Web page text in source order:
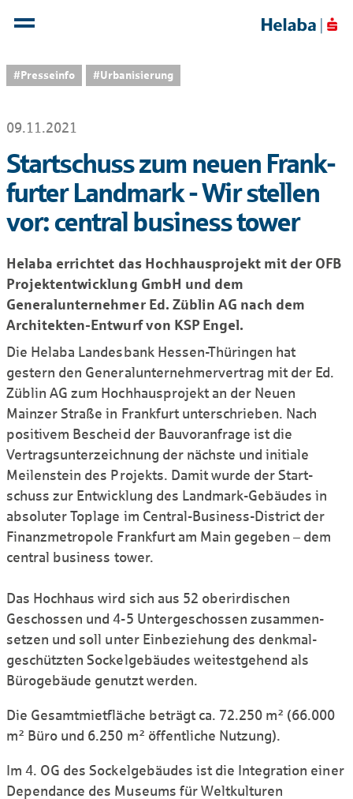
#Presseinfo #Urbanisierung
09.11.2021
Startschuss zum neuen Frank­
furter Land­mark - Wir stellen
vor: central business tower
Helaba errichtet das Hochhausprojekt mit der OFB
Projektentwicklung GmbH und dem
Generalunternehmer Ed. Züblin AG nach dem
Architekten-Entwurf von KSP Engel.
Die Helaba Landesbank Hessen-Thüringen hat
gestern den General­unternehmer­vertrag mit der Ed.
Züblin AG zum Hochhausprojekt an der Neuen
Mainzer Straße in Frankfurt unter­schrieben. Nach
positivem Bescheid der Bau­voranfrage ist die
Vertragsunterzeichnung der nächste und initiale
Meilenstein des Projekts. Damit wurde der Start­
schuss zur Entwicklung des Landmark-Gebäudes in
absoluter Top­lage im Central-Business-District der
Finanzmetropole Frankfurt am Main gegeben – dem
central business tower.
Das Hochhaus wird sich aus 52 ober­irdischen
Geschossen und 4-5 Unter­ge­schossen zusammen­
setzen und soll unter Einbeziehung des denk­mal­
geschützten Sockel­gebäudes weitest­gehend als
Büro­gebäude ge­nutzt werden.
Die Gesamt­mietfläche beträgt ca. 72.250 m² (66.000
m² Büro und 6.250 m² öffentliche Nutzung).
Im 4. OG des Sockel­gebäudes ist die Integration einer
Dependance des Museums für Welt­kulturen